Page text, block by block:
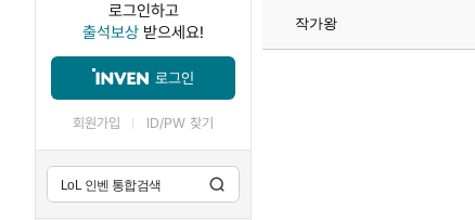
로그인하고
출석보상 받으세요!
로그인
회원가입 ID/PW 찾기
작가왕